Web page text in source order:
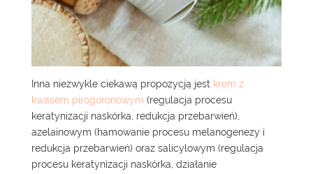
Inna niezwykle ciekawą propozycją jest krem z
kwasem pirogoronowym (regulacja procesu
keratynizacji naskórka, redukcja przebarwień),
azelainowym (hamowanie procesu melanogenezy i
redukcja przebarwień) oraz salicylowym (regulacja
procesu keratynizacji naskórka, działanie